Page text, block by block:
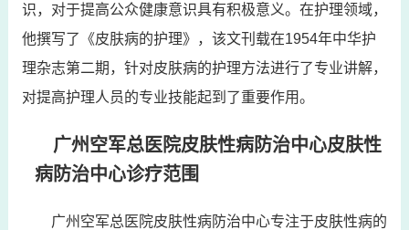
识，对于提高公众健康意识具有积极意义。在护理领域，
他撰写了《皮肤病的护理》，该文刊载在1954年中华护
理杂志第二期，针对皮肤病的护理方法进行了专业讲解，
对提高护理人员的专业技能起到了重要作用。
广州空军总医院皮肤性病防治中心皮肤性
病防治中心诊疗范围
广州空军总医院皮肤性病防治中心专注于皮肤性病的